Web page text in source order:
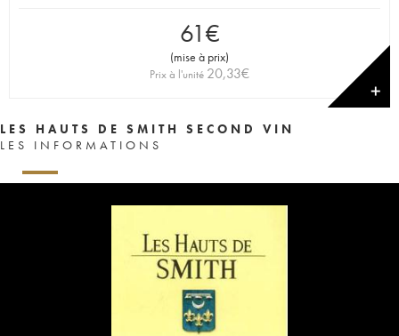
61€
(mise à prix)
Prix à l'unité 20,33€
✕
LES HAUTS DE SMITH SECOND VIN
LES INFORMATIONS